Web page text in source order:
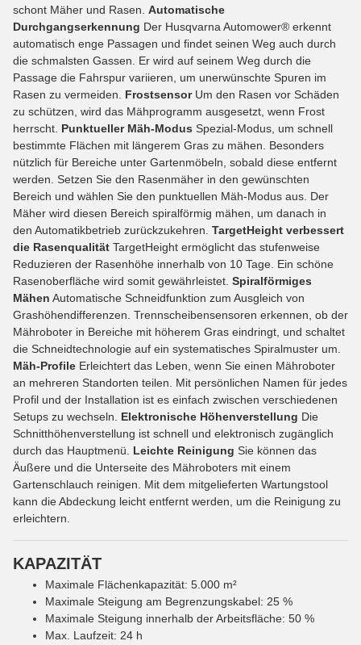
schont Mäher und Rasen. Automatische
Durchgangserkennung Der Husqvarna Automower® erkennt
automatisch enge Passagen und findet seinen Weg auch durch
die schmalsten Gassen. Er wird auf seinem Weg durch die
Passage die Fahrspur variieren, um unerwünschte Spuren im
Rasen zu vermeiden. FrostsensorUm den Rasen vor Schäden
zu schützen, wird das Mähprogramm ausgesetzt, wenn Frost
herrscht. Punktueller Mäh-Modus Spezial-Modus, um schnell
bestimmte Flächen mit längerem Gras zu mähen. Besonders
nützlich für Bereiche unter Gartenmöbeln, sobald diese entfernt
werden. Setzen Sie den Rasenmäher in den gewünschten
Bereich und wählen Sie den punktuellen Mäh-Modus aus. Der
Mäher wird diesen Bereich spiralförmig mähen, um danach in
den Automatikbetrieb zurückzukehren. TargetHeight verbessert
die Rasenqualität TargetHeight ermöglicht das stufenweise
Reduzieren der Rasenhöhe innerhalb von 10 Tage. Ein schöne
Rasenoberfläche wird somit gewährleistet. Spiralförmiges
Mähen Automatische Schneidfunktion zum Ausgleich von
Grashöhendifferenzen. Trennscheibensensoren erkennen, ob der
Mähroboter in Bereiche mit höherem Gras eindringt, und schaltet
die Schneidtechnologie auf ein systematisches Spiralmuster um.
Mäh-Profile Erleichtert das Leben, wenn Sie einen Mähroboter
an mehreren Standorten teilen. Mit persönlichen Namen für jedes
Profil und der Installation ist es einfach zwischen verschiedenen
Setups zu wechseln. Elektronische Höhenverstellung Die
Schnitthöhenverstellung ist schnell und elektronisch zugänglich
durch das Hauptmenü. Leichte Reinigung Sie können das
Äußere und die Unterseite des Mähroboters mit einem
Gartenschlauch reinigen. Mit dem mitgelieferten Wartungstool
kann die Abdeckung leicht entfernt werden, um die Reinigung zu
erleichtern.
KAPAZITÄT
Maximale Flächenkapazität: 5.000 m²
Maximale Steigung am Begrenzungskabel: 25 %
Maximale Steigung innerhalb der Arbeitsfläche: 50 %
Max. Laufzeit: 24 h